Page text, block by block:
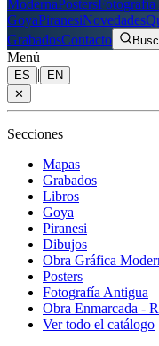
ModernaPostersFotografía
GoyaPiranesiNovedades
GrabadosContacto
Menú
ES |
EN
✕
Secciones
Mapas
Grabados
Libros
Goya
Piranesi
Dibujos
Obra Gráfica
Posters
Fotografía Antigua
Obra Enmarcada -
Ver todo el catálogo